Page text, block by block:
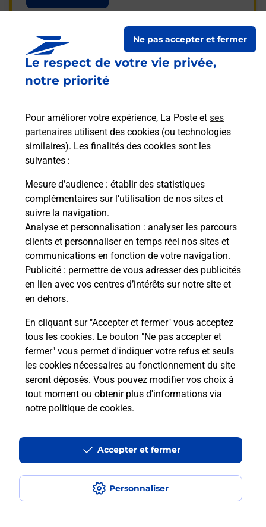
Le respect de votre vie privée,
notre priorité
Pour améliorer votre expérience, La Poste et ses
partenaires utilisent des cookies (ou technologies
similaires). Les finalités des cookies sont les
suivantes :
Mesure d’audience : établir des statistiques
complémentaires sur l’utilisation de nos sites et
suivre la navigation.
Analyse et personnalisation : analyser les parcours
clients et personnaliser en temps réel nos sites et
communications en fonction de votre navigation.
Publicité : permettre de vous adresser des publicités
en lien avec vos centres d’intérêts sur notre site et
en dehors.
En cliquant sur "Accepter et fermer" vous acceptez
tous les cookies. Le bouton "Ne pas accepter et
fermer" vous permet d'indiquer votre refus et seuls
les cookies nécessaires au fonctionnement du site
seront déposés. Vous pouvez modifier vos choix à
tout moment ou obtenir plus d'informations via
notre politique de cookies.
Personnaliser
Ne pas accepter et fermer
Accepter et fermer
Questions fréquemment
posées
La téléassistance classique avec
médaillon d’alarme qu’est ce que
c’est ?
Comment fonctionne la
téléassistance classique ?
Comment est installée la
téléassistance classique ?
Localiser Liste
Liste - téléassistance
Haute-Garonne - téléassistance
Launaguet - téléassistance
Accessibilité : partiellement conforme
Conditions contractuelles
Mentions légales